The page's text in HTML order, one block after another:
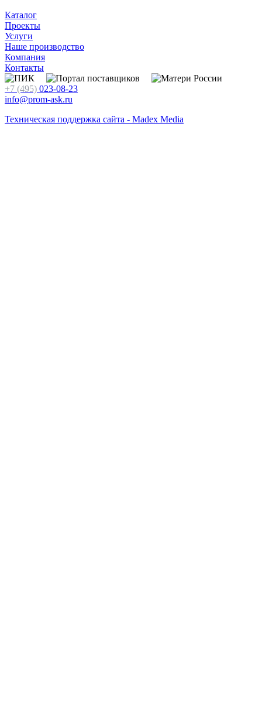
Каталог
Проекты
Услуги
Наше производство
Компания
Контакты
+7 (495) 023-08-23
info@prom-ask.ru
Техническая поддержка сайта - Madex Media